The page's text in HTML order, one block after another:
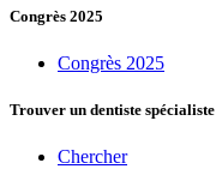
Congrès 2025
Congrès 2025
Trouver un dentiste spécialiste
Chercher